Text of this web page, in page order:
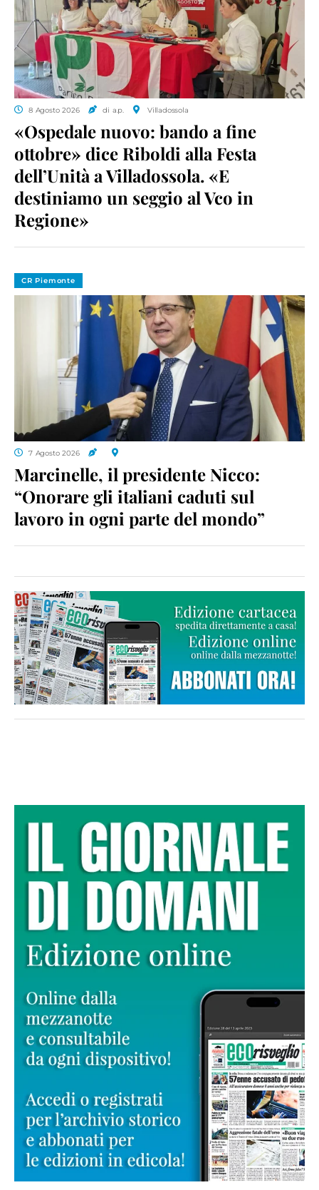
8 Agosto 2026 di a.p. Villadossola
«Ospedale nuovo: bando a fine
ottobre» dice Riboldi alla Festa
dell’Unità a Villadossola. «E
destiniamo un seggio al Vco in
Regione»
CR Piemonte
7 Agosto 2026
Marcinelle, il presidente Nicco:
“Onorare gli italiani caduti sul
lavoro in ogni parte del mondo”